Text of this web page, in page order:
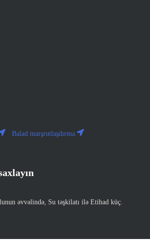
Balad marşrutlaşdırma
əvvəlində, Su təşkilatı ilə Etihad küç.